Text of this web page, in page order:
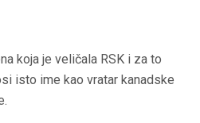
koja je veličala RSK i za to
isto ime kao vratar kanadske